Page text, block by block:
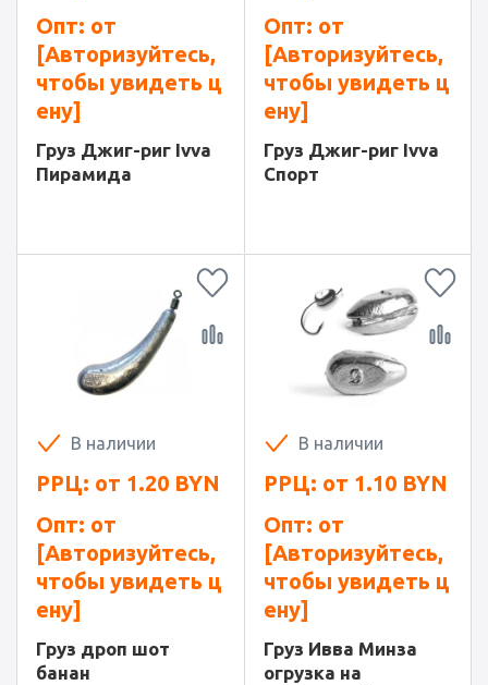
Опт: от
[Авторизуйтесь,
чтобы увидеть ц
ену]
Груз Джиг-риг Ivva
Пирамида
Опт: от
[Авторизуйтесь,
чтобы увидеть ц
ену]
Груз Джиг-риг Ivva
Спорт
В наличии
РРЦ: от 1.20 BYN
Опт: от
[Авторизуйтесь,
чтобы увидеть ц
ену]
Груз дроп шот
банан
В наличии
РРЦ: от 1.10 BYN
Опт: от
[Авторизуйтесь,
чтобы увидеть ц
ену]
Груз Ивва Минза
огрузка на